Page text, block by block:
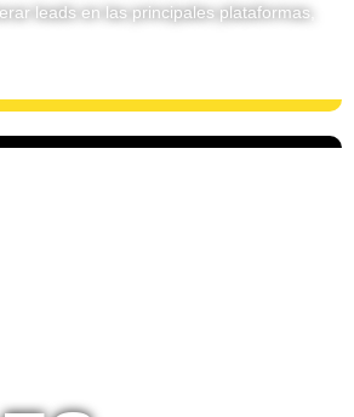
leads en las principales plataformas,